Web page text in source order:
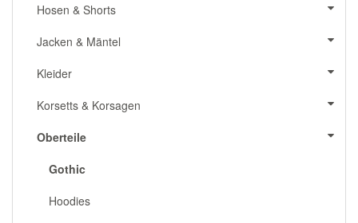
Hosen & Shorts
Jacken & Mäntel
Kleider
Korsetts & Korsagen
Oberteile
Gothic
Hoodies